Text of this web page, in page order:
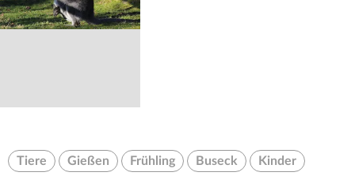
Tiere Gießen Frühling Buseck Kinder